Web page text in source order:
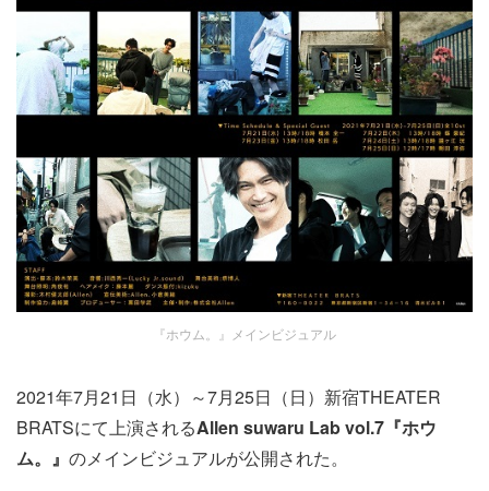
『ホウム。』メインビジュアル
2021年7月21日（水）～7月25日（日）新宿THEATER
BRATSにて上演されるAllen suwaru Lab vol.7『ホウ
ム。』 のメインビジュアルが公開された。